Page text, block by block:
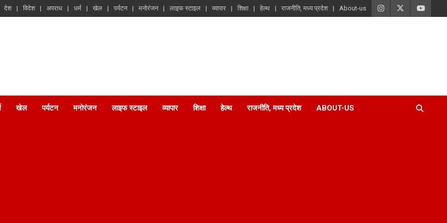
देश विदेश अपराध धर्म खेल पर्यटन मनोरंजन लाइफ स्टाइल व्यापार शिक्षा हेल्थ राजनीति, मध्य प्रदेश About-us
खेल पर्यटन मनोरंजन लाइफ स्टाइल व्यापार शिक्षा हेल्थ राजनीति, मध्य प्रदेश ABOUT-US